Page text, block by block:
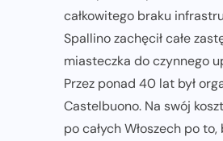
całkowitego braku
Spallino zachęcił całe
miasteczka do czynnego
Przez ponad 40 lat był
Castelbuono. Na swój
po całych Włoszech po to,